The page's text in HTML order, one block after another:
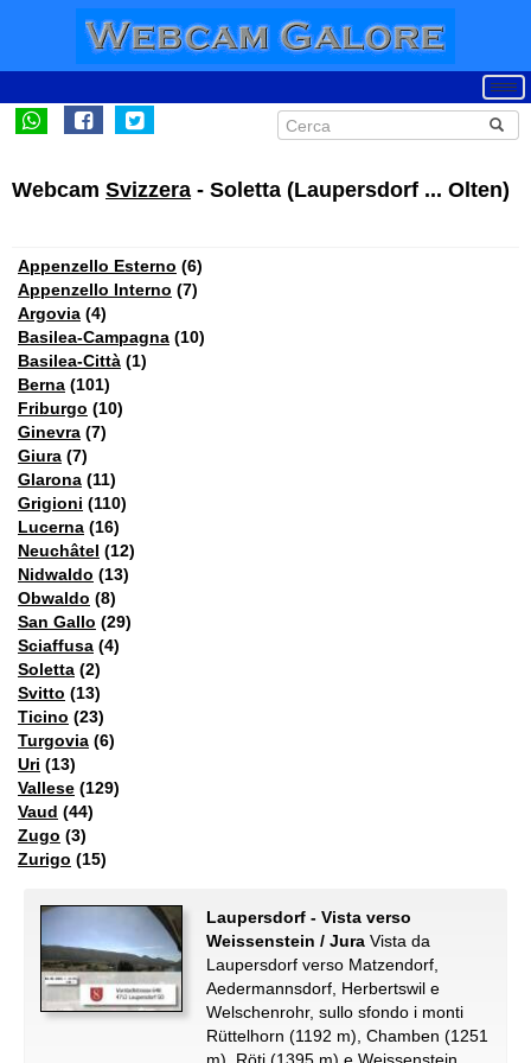
Webcam Svizzera - Soletta (Laupersdorf ... Olten)
Appenzello Esterno (6)
Appenzello Interno (7)
Argovia (4)
Basilea-Campagna (10)
Basilea-Città (1)
Berna (101)
Friburgo (10)
Ginevra (7)
Giura (7)
Glarona (11)
Grigioni (110)
Lucerna (16)
Neuchâtel (12)
Nidwaldo (13)
Obwaldo (8)
San Gallo (29)
Sciaffusa (4)
Soletta (2)
Svitto (13)
Ticino (23)
Turgovia (6)
Uri (13)
Vallese (129)
Vaud (44)
Zugo (3)
Zurigo (15)
Laupersdorf - Vista verso
Weissenstein / Jura Vista da
Laupersdorf verso Matzendorf,
Aedermannsdorf, Herbertswil e
Welschenrohr, sullo sfondo i monti
Rüttelhorn (1192 m), Chamben (1251